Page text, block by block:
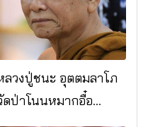
ลวงปู่ชนะ อุตตมลาโภ
ดป่าโนนหมากอื๋อ
.เมือง จ.มหาสารคาม